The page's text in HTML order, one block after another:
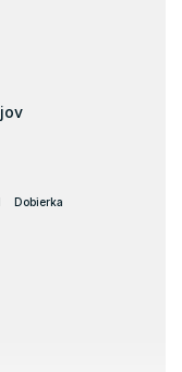
Dobierka